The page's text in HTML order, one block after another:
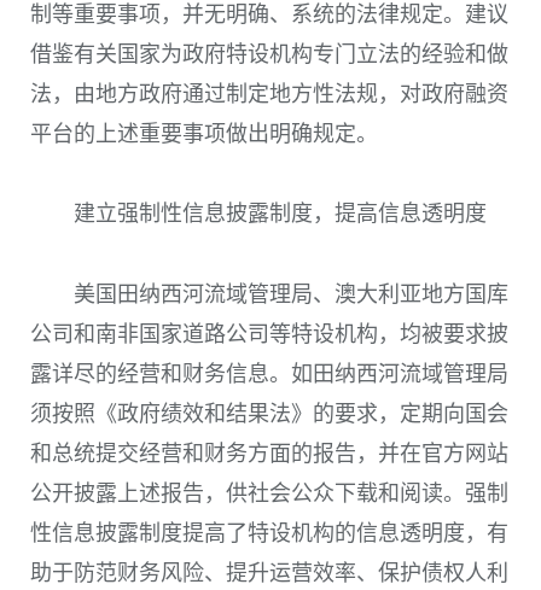
制等重要事项，并无明确、系统的法律规定。建议
借鉴有关国家为政府特设机构专门立法的经验和做
法，由地方政府通过制定地方性法规，对政府融资
平台的上述重要事项做出明确规定。
建立强制性信息披露制度，提高信息透明度
美国田纳西河流域管理局、澳大利亚地方国库
公司和南非国家道路公司等特设机构，均被要求披
露详尽的经营和财务信息。如田纳西河流域管理局
须按照《政府绩效和结果法》的要求，定期向国会
和总统提交经营和财务方面的报告，并在官方网站
公开披露上述报告，供社会公众下载和阅读。强制
性信息披露制度提高了特设机构的信息透明度，有
助于防范财务风险、提升运营效率、保护债权人利